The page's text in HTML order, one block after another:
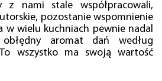
z nami stale współpracowali,
pozostanie wspomnienie
w wielu kuchniach pewnie nadal
aromat dań według
wszystko ma swoją wartość